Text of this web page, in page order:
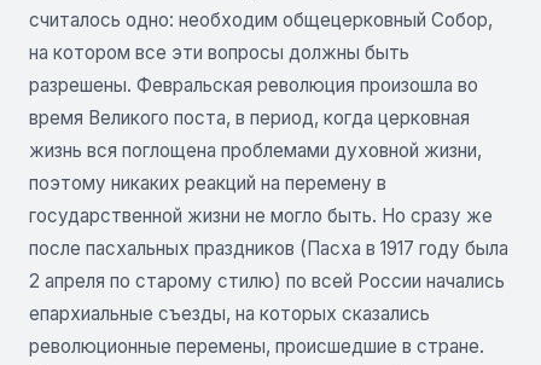
считалось одно: необходим общецерковный Собор,
на котором все эти вопросы должны быть
разрешены. Февральская революция произошла во
время Великого поста, в период, когда церковная
жизнь вся поглощена проблемами духовной жизни,
поэтому никаких реакций на перемену в
государственной жизни не могло быть. Но сразу же
после пасхальных праздников (Пасха в 1917 году была
2 апреля по старому стилю) по всей России начались
епархиальные съезды, на которых сказались
революционные перемены, происшедшие в стране.